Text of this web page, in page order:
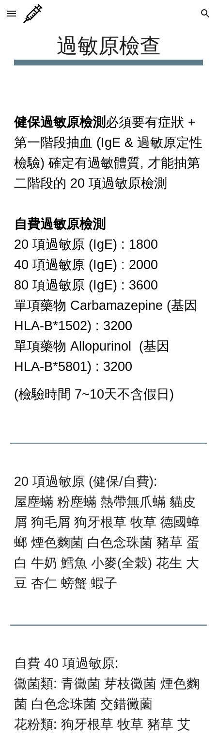
Skip to main content Skip to navigation
過敏原檢查
健保過敏原檢測 必須要有症狀 +
第一階段抽血 (IgE & 過敏原定性
檢驗) 確定有過敏體質, 才能抽第
二階段的 20 項過敏原檢測
自費過敏原檢測
20 項過敏原 (IgE) : 1800
40 項過敏原 (IgE) : 2000
80 項過敏原 (IgE) : 3600
單項藥物 Carbamazepine (基因
HLA-B*1502) : 3200
單項藥物 Allopurinol (基因
HLA-B*5801) : 3200
(檢驗時間 7~10天不含假日)
20 項過敏原 (健保/自費):
屋塵蟎 粉塵蟎 熱帶無爪蟎 貓皮
屑 狗毛屑 狗牙根草 牧草 德國蟑
螂 煙色麴菌 白色念珠菌 豬草 蛋
白 牛奶 鱈魚 小麥(全榖) 花生 大
豆 杏仁 螃蟹 蝦子
自費40 項過敏原:
黴菌類: 青黴菌 芽枝黴菌 煙色麴
菌 白色念珠菌 交錯黴薗
花粉類:狗牙根草 牧草 豬草 艾